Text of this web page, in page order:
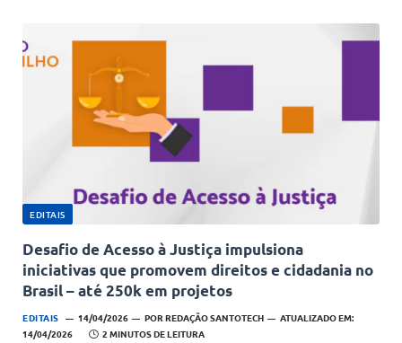
EDITAIS
Desafio de Acesso à Justiça impulsiona
iniciativas que promovem direitos e cidadania no
Brasil – até 250k em projetos
EDITAIS 14/04/2026 POR REDAÇÃO SANTOTECH
ATUALIZADO EM:
14/04/2026
2 MINUTOS DE LEITURA